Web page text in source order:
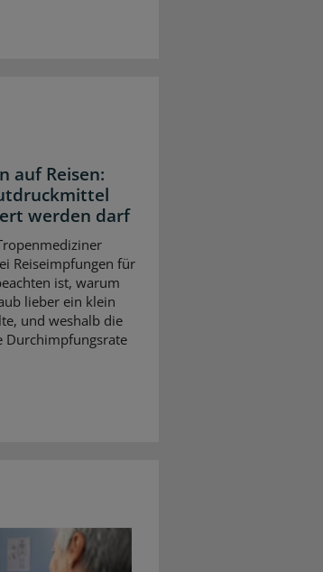
auf Reisen:
werden darf
Reiseimpfungen für
ist, warum
lieber ein klein
und weshalb die
Durchimpfungsrate